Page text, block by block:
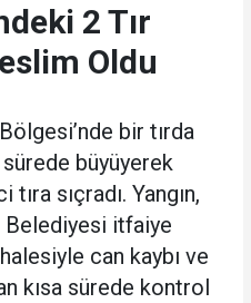
2 Tır
Oldu
bir tırda
sürede büyüyerek
sıçradı. Yangın,
Belediyesi itfaiye
can kaybı ve
kısa sürede kontrol